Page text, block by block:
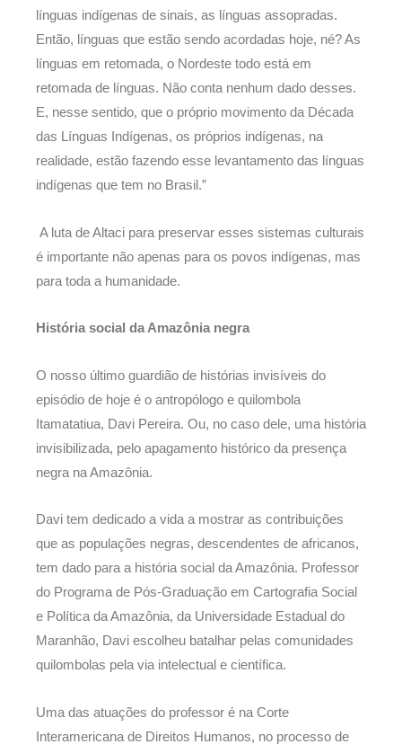
línguas indígenas de sinais, as línguas assopradas.
Então, línguas que estão sendo acordadas hoje, né? As
línguas em retomada, o Nordeste todo está em
retomada de línguas. Não conta nenhum dado desses.
E, nesse sentido, que o próprio movimento da Década
das Línguas Indígenas, os próprios indígenas, na
realidade, estão fazendo esse levantamento das línguas
indígenas que tem no Brasil.”
A luta de Altaci para preservar esses sistemas culturais
é importante não apenas para os povos indígenas, mas
para toda a humanidade.
História social da Amazônia negra
O nosso último guardião de histórias invisíveis do
episódio de hoje é o antropólogo e quilombola
Itamatatiua, Davi Pereira. Ou, no caso dele, uma história
invisibilizada, pelo apagamento histórico da presença
negra na Amazônia.
Davi tem dedicado a vida a mostrar as contribuições
que as populações negras, descendentes de africanos,
tem dado para a história social da Amazônia. Professor
do Programa de Pós-Graduação em Cartografia Social
e Política da Amazônia, da Universidade Estadual do
Maranhão, Davi escolheu batalhar pelas comunidades
quilombolas pela via intelectual e científica.
Uma das atuações do professor é na Corte
Interamericana de Direitos Humanos, no processo de